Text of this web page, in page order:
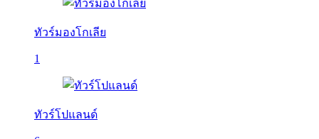
ทัวร์มองโกเลีย
1
ทัวร์โปแลนด์